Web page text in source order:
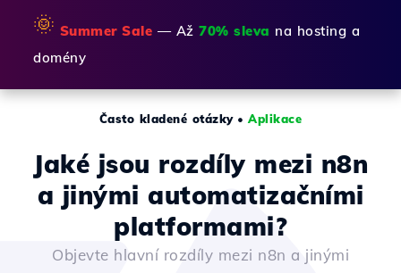
🌞 Summer Sale — Až 70% sleva na hosting a
domény
Často kladené otázky•Aplikace
Jaké jsou rozdíly mezi n8n
a jinými automatizačními
platformami?
Objevte hlavní rozdíly mezi n8n a jinými